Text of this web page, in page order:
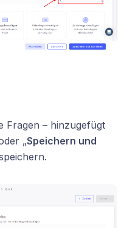
Fragen – hinzugefügt
„Speichern und